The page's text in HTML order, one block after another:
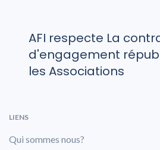
AFI respecte La
d'engagement
les Associations
LIENS
Qui sommes nous?